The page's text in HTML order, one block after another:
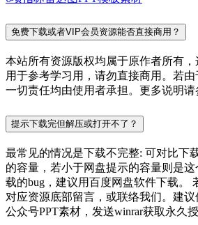
免费下载或者VIP会员资源能否直接商用？
本站所有资源版权均属于原作者所有
用于参考学习用，请勿直接商用。若由
一切责任均由使用者承担。更多说明请
提示下载完但解压或打开不了？
最常见的情况是下载不完整: 可对比下
的容量，若小于网盘提示的容量则是
载的bug，建议用百度网盘软件下载。
对应资源底部留言，或联络我们。建
公众号PPT素材，发送winrar获取永久授